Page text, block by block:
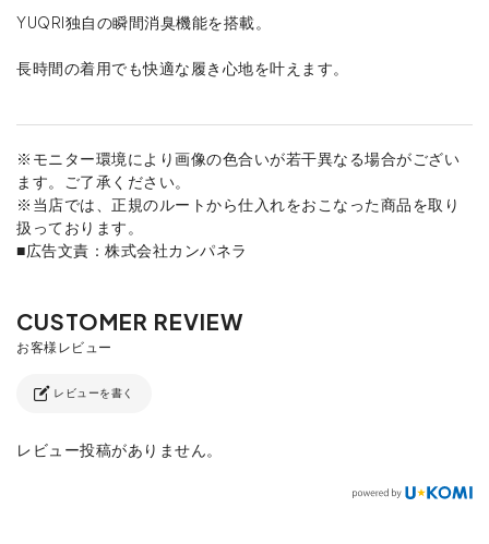
YUQRI独自の瞬間消臭機能を搭載。
長時間の着用でも快適な履き心地を叶えます。
※モニター環境により画像の色合いが若干異なる場合がござい
ます。ご了承ください。
※当店では、正規のルートから仕入れをおこなった商品を取り
扱っております。
■広告文責：株式会社カンパネラ
レビューを書く
レビュー投稿がありません。